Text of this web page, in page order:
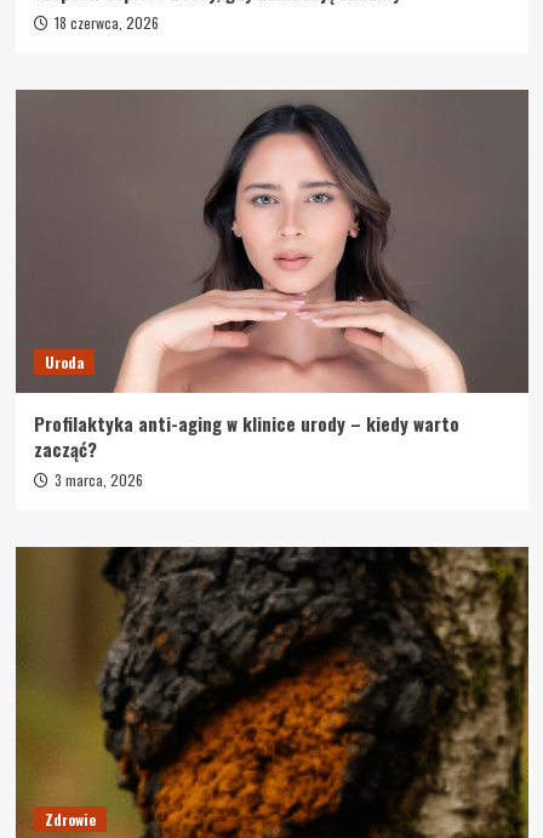
18 czerwca, 2026
Uroda
Profilaktyka anti-aging w klinice urody – kiedy warto
zacząć?
3 marca, 2026
Zdrowie